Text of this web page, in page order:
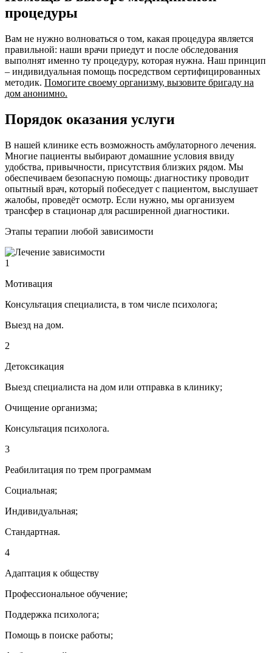
процедуры
Вам не нужно волноваться о том, какая процедура является
правильной: наши врачи приедут и после обследования
выполнят именно ту процедуру, которая нужна. Наш принцип
– индивидуальная помощь посредством сертифицированных
методик. Помогите своему организму, вызовите бригаду на
дом анонимно.
Порядок оказания услуги
В нашей клинике есть возможность амбулаторного лечения.
Многие пациенты выбирают домашние условия ввиду
удобства, привычности, присутствия близких рядом. Мы
обеспечиваем безопасную помощь: диагностику проводит
опытный врач, который побеседует с пациентом, выслушает
жалобы, проведёт осмотр. Если нужно, мы организуем
трансфер в стационар для расширенной диагностики.
Этапы терапии любой зависимости
1
Мотивация
Консультация специалиста, в том числе психолога;
Выезд на дом.
2
Детоксикация
Выезд специалиста на дом или отправка в клинику;
Очищение организма;
Консультация психолога.
3
Реабилитация по трем программам
Социальная;
Индивидуальная;
Стандартная.
4
Адаптация к обществу
Профессиональное обучение;
Поддержка психолога;
Помощь в поиске работы;